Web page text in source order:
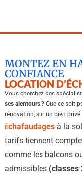
MONTEZ EN
CONFIANCE
LOCATION
Vous cherchez des
ses alentours ? Que ce soit
rénovation, sur un bien
Échafaudages à la
tarifs tiennent
comme les balcons
admissibles (classes